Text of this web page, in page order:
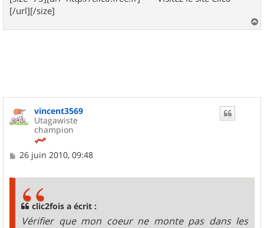
[/url][/size]
a
vincent3569
Utagawiste
champion
M
26 juin 2010, 09:48
clic2fois a écrit :
Vérifier que mon coeur ne monte pas dans les